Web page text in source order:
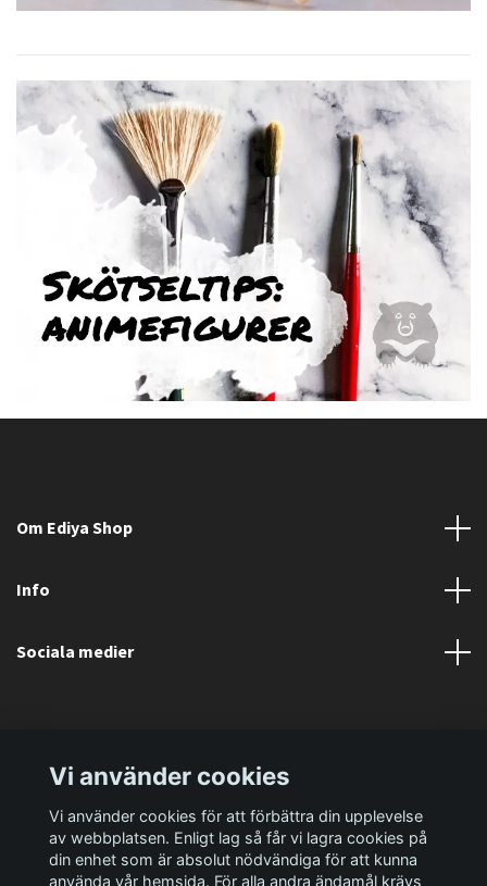
Om Ediya Shop
Info
Sociala medier
Vi använder cookies
Vi använder cookies för att förbättra din upplevelse
av webbplatsen. Enligt lag så får vi lagra cookies på
din enhet som är absolut nödvändiga för att kunna
använda vår hemsida. För alla andra ändamål krävs